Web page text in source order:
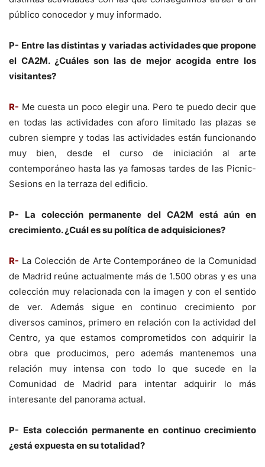
público conocedor y muy informado.
P- Entre las distintas y variadas actividades que propone
el CA2M. ¿Cuáles son las de mejor acogida entre los
visitantes?
R- Me cuesta un poco elegir una. Pero te puedo decir que
en todas las actividades con aforo limitado las plazas se
cubren siempre y todas las actividades están funcionando
muy bien, desde el curso de iniciación al arte
contemporáneo hasta las ya famosas tardes de las Picnic-
Sesions en la terraza del edificio.
P- La colección permanente del CA2M está aún en
crecimiento. ¿Cuál es su política de adquisiciones?
R- La Colección de Arte Contemporáneo de la Comunidad
de Madrid reúne actualmente más de 1.500 obras y es una
colección muy relacionada con la imagen y con el sentido
de ver. Además sigue en continuo crecimiento por
diversos caminos, primero en relación con la actividad del
Centro, ya que estamos comprometidos con adquirir la
obra que producimos, pero además mantenemos una
relación muy intensa con todo lo que sucede en la
Comunidad de Madrid para intentar adquirir lo más
interesante del panorama actual.
P- Esta colección permanente en continuo crecimiento
¿está expuesta en su totalidad?